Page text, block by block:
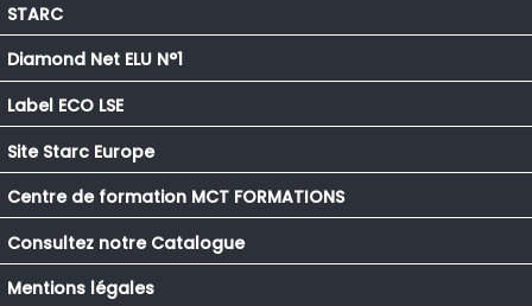
STARC
Diamond Net ELU N°1
Label ECO LSE
Site Starc Europe
Centre de formation MCT FORMATIONS
Consultez notre Catalogue
Mentions légales